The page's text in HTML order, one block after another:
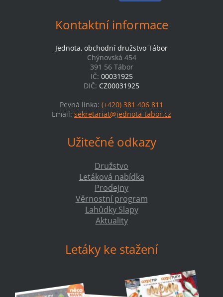
Kontaktní informace
Jednota, obchodní družstvo Tábor
Chýnovská 454
391 56 Tábor
IČ: 00031925
DIČ: CZ00031925
Pevná linka: (+420) 381 406 811
Email: sekretariat@jednota-tabor.cz
Užitečné odkazy
Družstvo
Letáková nabídka
Prodejny
Věrnostní program
Lahůdky Slapy
Aktuality
Letáky ke stažení